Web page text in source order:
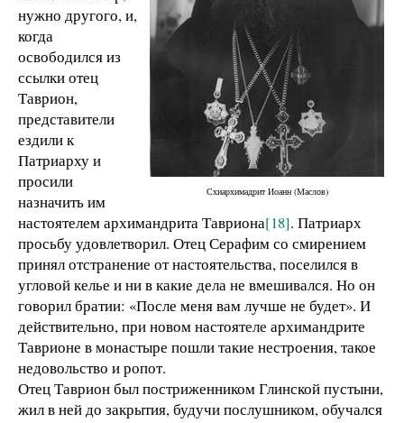
Схиархимадрит Иоанн (Маслов)
нужно другого, и,
когда
освободился из
ссылки отец
Таврион,
представители
ездили к
Патриарху и
просили
назначить им
настоятелем архимандрита Тавриона[18]. Патриарх
просьбу удовлетворил. Отец Серафим со смирением
принял отстранение от настоятельства, поселился в
угловой келье и ни в какие дела не вмешивался. Но он
говорил братии: «После меня вам лучше не будет». И
действительно, при новом настоятеле архимандрите
Таврионе в монастыре пошли такие нестроения, такое
недовольство и ропот.
Отец Таврион был постриженником Глинской пустыни,
жил в ней до закрытия, будучи послушником, обучался